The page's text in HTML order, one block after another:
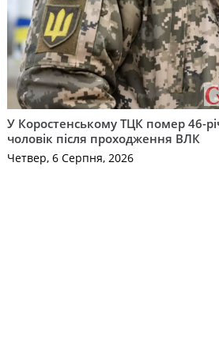
У Коростенському ТЦК помер 46-
чоловік після проходження ВЛК
Четвер, 6 Серпня, 2026